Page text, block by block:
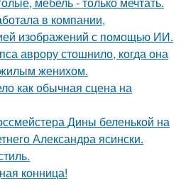
в компании,
изображений с помощью ИИ.
аврору стошнило, когда она
женихом.
как обычная сцена на
Дины беленькой на
Александра ясински.
конница!